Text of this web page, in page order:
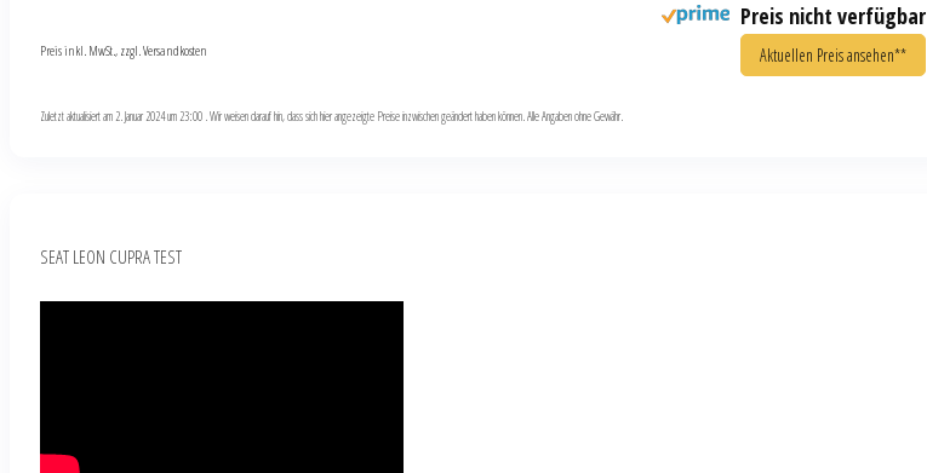
Preis nicht verfügbar
Aktuellen Preis ansehen**
Preis inkl. MwSt., zzgl. Versandkosten
Zuletzt aktualisiert am 2. Januar 2024 um 23:00 . Wir weisen darauf hin, dass sich hier angezeigte Preise inzwischen geändert haben können. Alle Angaben ohne Gewähr.
SEAT LEON CUPRA TEST